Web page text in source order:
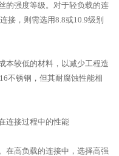
的强度等级。对于轻负载的连
接，则需选用8.8或10.9级别
本较低的材料，以减少工程造
不锈钢，但其耐腐蚀性能相
连接过程中的性能
在高负载的连接中，选择高强